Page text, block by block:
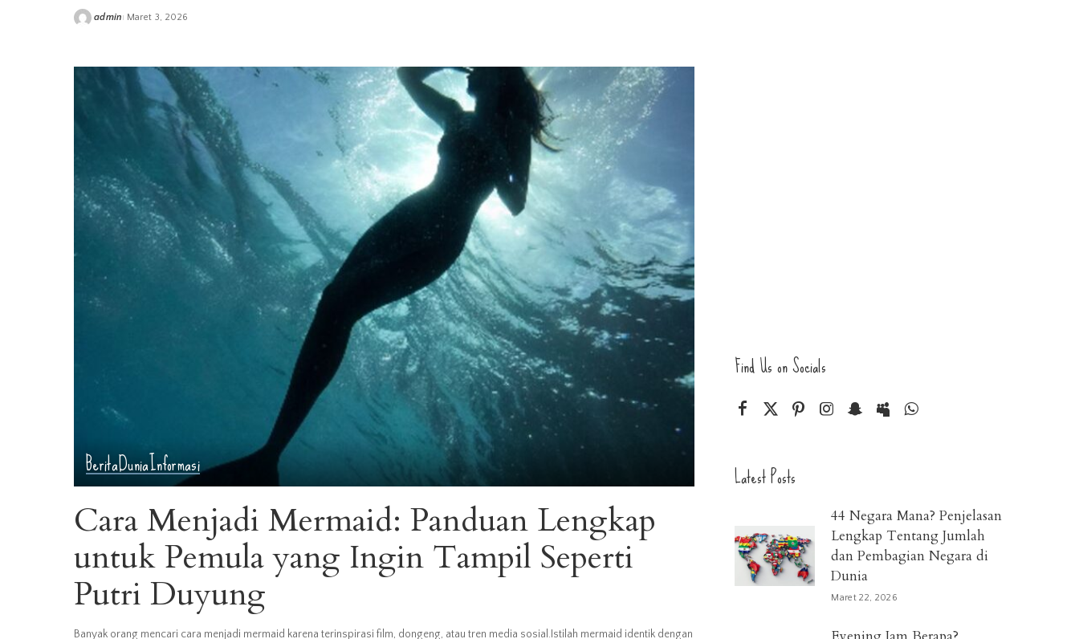
Posted
admin Maret 3, 2026
BeritaDuniaInformasi
Cara Menjadi Mermaid: Panduan Lengkap
untuk Pemula yang Ingin Tampil Seperti
Putri Duyung
Banyak orang mencari cara menjadi mermaid karena terinspirasi film, dongeng, atau tren media sosial.Istilah mermaid identik dengan
Find Us on Socials
Latest Posts
44 Negara Mana? Penjelasan
Lengkap Tentang Jumlah
dan Pembagian Negara di
Dunia
Maret 22, 2026